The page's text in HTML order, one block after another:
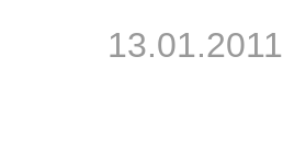
13.01.2011